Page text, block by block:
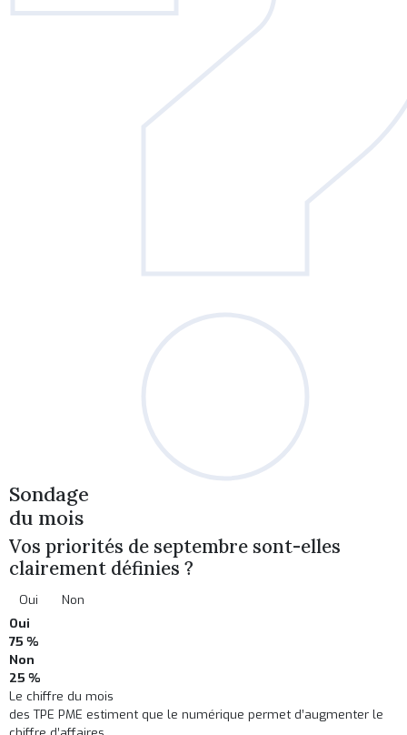
Sondage
du mois
Vos priorités de septembre sont-elles
clairement définies ?
Oui
Non
Oui
75 %
Non
25 %
Le chiffre du mois
des TPE PME estiment que le numérique permet d’augmenter le